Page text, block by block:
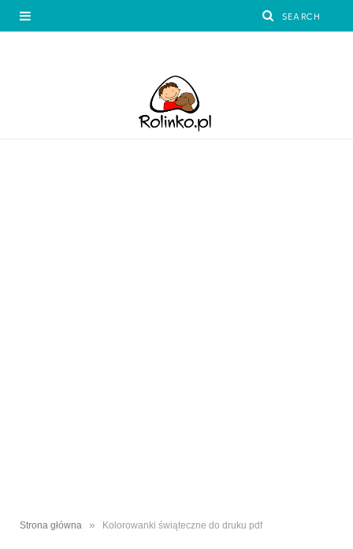
Strona główna » Kolorowanki świąteczne do druku pdf